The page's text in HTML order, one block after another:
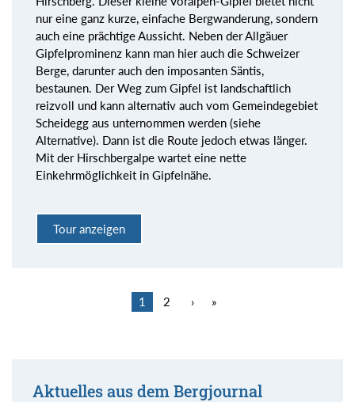
nur eine ganz kurze, einfache Bergwanderung, sondern
auch eine prächtige Aussicht. Neben der Allgäuer
Gipfelprominenz kann man hier auch die Schweizer
Berge, darunter auch den imposanten Säntis,
bestaunen. Der Weg zum Gipfel ist landschaftlich
reizvoll und kann alternativ auch vom Gemeindegebiet
Scheidegg aus unternommen werden (siehe
Alternative). Dann ist die Route jedoch etwas länger.
Mit der Hirschbergalpe wartet eine nette
Einkehrmöglichkeit in Gipfelnähe.
Tour anzeigen
1 2 › »
Aktuelles aus dem Bergjournal